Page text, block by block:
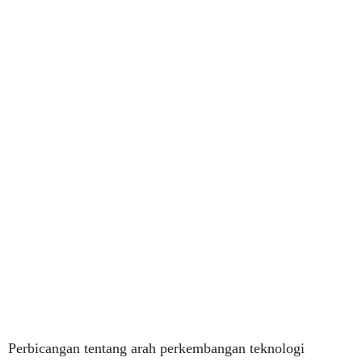
Perbicangan tentang arah perkembangan teknologi